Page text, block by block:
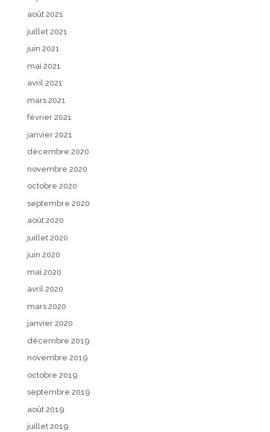
août 2021
juillet 2021
juin 2021
mai 2021
avril 2021
mars 2021
février 2021
janvier 2021
décembre 2020
novembre 2020
octobre 2020
septembre 2020
août 2020
juillet 2020
juin 2020
mai 2020
avril 2020
mars 2020
janvier 2020
décembre 2019
novembre 2019
octobre 2019
septembre 2019
août 2019
juillet 2019